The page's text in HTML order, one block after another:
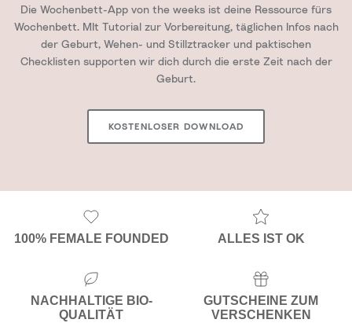
Die Wochenbett-App von the weeks ist deine Ressource fürs
Wochenbett. MIt Tutorial zur Vorbereitung, täglichen Infos nach
der Geburt, Wehen- und Stillztracker und paktischen
Checklisten supporten wir dich durch die erste Zeit nach der
Geburt.
KOSTENLOSER DOWNLOAD
100% FEMALE FOUNDED ALLES IST OK
NACHHALTIGE BIO-
QUALITÄT
GUTSCHEINE ZUM
VERSCHENKEN